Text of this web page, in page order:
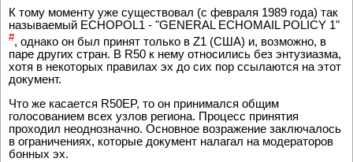
К тому моменту уже существовал (с февраля 1989 года) так
называемый ECHOPOL1 - "GENERAL ECHOMAIL POLICY 1"
#, однако он был принят только в Z1 (США) и, возможно, в
паре других стран. В R50 к нему относились без энтузиазма,
хотя в некоторых правилах эх до сих пор ссылаются на этот
документ.
Что же касается R50EP, то он принимался общим
голосованием всех узлов региона. Процесс принятия
проходил неоднозначно. Основное возражение заключалось
в ограничениях, которые документ налагал на модераторов
бонных эх.